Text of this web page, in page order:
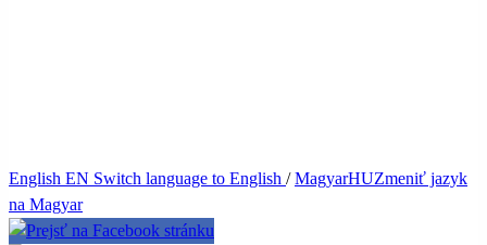
English EN Switch language to English /MagyarHUZmeniť jazyk
na Magyar